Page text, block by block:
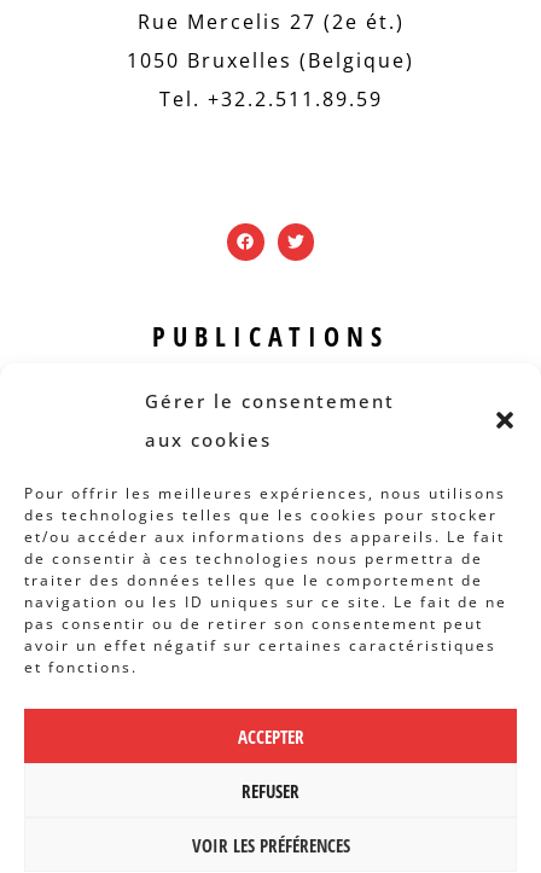
Gérer le consentement
aux cookies
Pour offrir les meilleures expériences, nous utilisons
des technologies telles que les cookies pour stocker
et/ou accéder aux informations des appareils. Le fait
de consentir à ces technologies nous permettra de
traiter des données telles que le comportement de
navigation ou les ID uniques sur ce site. Le fait de ne
pas consentir ou de retirer son consentement peut
avoir un effet négatif sur certaines caractéristiques
et fonctions.
ACCEPTER
REFUSER
VOIR LES PRÉFÉRENCES
Rue Mercelis 27 (2e ét.)
1050 Bruxelles (Belgique)
Tel. +32.2.511.89.59
PUBLICATIONS
Revue B.I.S.
Rapports et analyses
Articles
AUTRES INFOS
Actions
Concertation
Archives
POLITIQUE DE CONFIDENTIALITÉ|
CBCS ASBL | WEBDESIGN PAR
BANLIEUES ASBL